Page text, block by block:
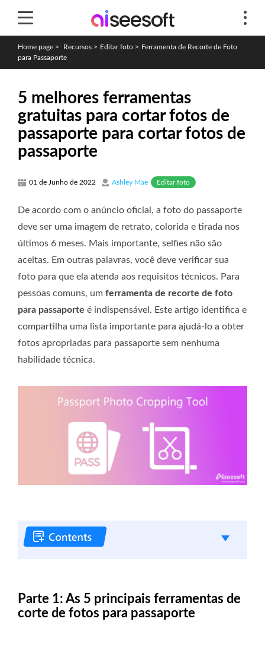
Home page > Recursos > Editar foto > Ferramenta de Recorte de Foto
para Passaporte
5 melhores ferramentas
gratuitas para cortar fotos de
passaporte para cortar fotos de
passaporte
01 de Junho de 2022 Ashley Mae Editar foto
De acordo com o anúncio oficial, a foto do passaporte
deve ser uma imagem de retrato, colorida e tirada nos
últimos 6 meses. Mais importante, selfies não são
aceitas. Em outras palavras, você deve verificar sua
foto para que ela atenda aos requisitos técnicos. Para
pessoas comuns, um ferramenta de recorte de foto
para passaporte é indispensável. Este artigo identifica e
compartilha uma lista importante para ajudá-lo a obter
fotos apropriadas para passaporte sem nenhuma
habilidade técnica.
Parte 1: As 5 principais ferramentas de
corte de fotos para passaporte